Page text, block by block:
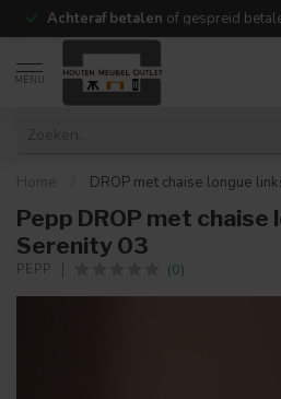
Achteraf betalen of gespreid
MENU
Home DROP met chaise longue
Pepp DROP met chaise
Serenity 03
PEPP (0)